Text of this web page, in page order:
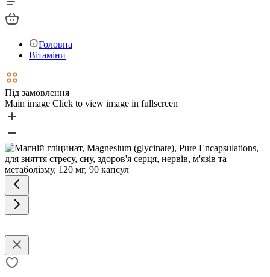
Головна
Вітаміни
Під замовлення
Main image Click to view image in fullscreen